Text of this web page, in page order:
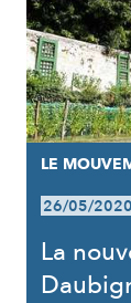
LE
26/05/2020
La